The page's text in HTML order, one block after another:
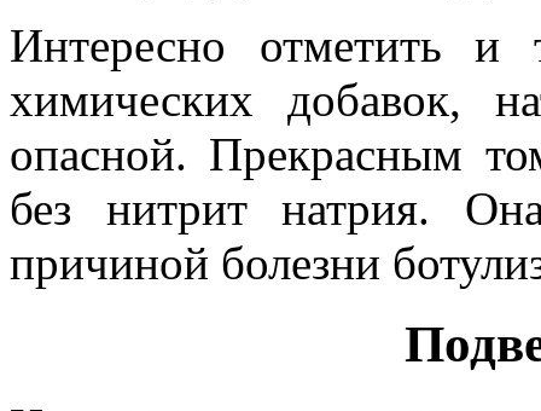
Интересно отметить и
химических добавок,
опасной. Прекрасным
без нитрит натрия.
причиной болезни